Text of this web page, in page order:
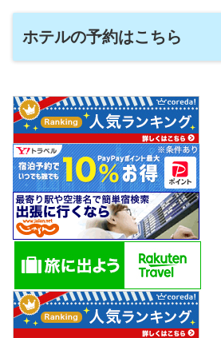
ホテルの予約はこちら